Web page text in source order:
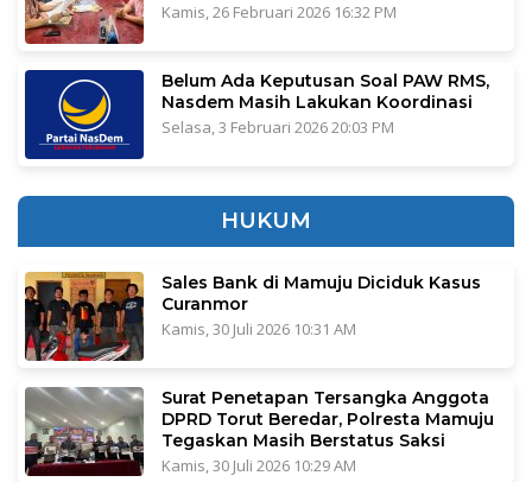
Kamis, 26 Februari 2026 16:32 PM
Belum Ada Keputusan Soal PAW RMS,
Nasdem Masih Lakukan Koordinasi
Selasa, 3 Februari 2026 20:03 PM
HUKUM
Sales Bank di Mamuju Diciduk Kasus
Curanmor
Kamis, 30 Juli 2026 10:31 AM
Surat Penetapan Tersangka Anggota
DPRD Torut Beredar, Polresta Mamuju
Tegaskan Masih Berstatus Saksi
Kamis, 30 Juli 2026 10:29 AM